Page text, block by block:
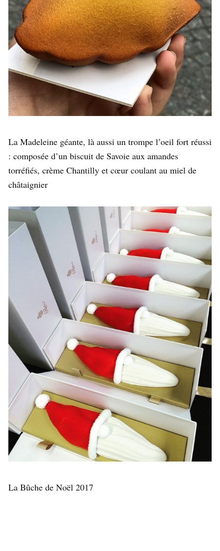
La Madeleine géante, là aussi un trompe l’oeil fort réussi
: composée d’un biscuit de Savoie aux amandes
torréfiés, crème Chantilly et cœur coulant au miel de
châtaignier
La Bûche de Noël 2017